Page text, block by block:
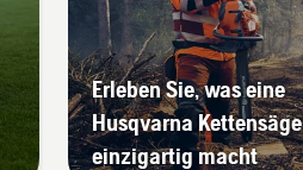
Erleben Sie, was eine
Husqvarna Kettensäge
einzigartig macht